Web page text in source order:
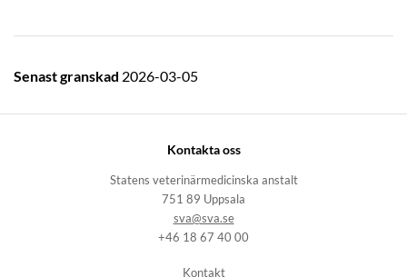
Senast granskad 2026-03-05
Kontakta oss
Statens veterinärmedicinska anstalt
751 89 Uppsala
sva@sva.se
+46 18 67 40 00
Kontakt